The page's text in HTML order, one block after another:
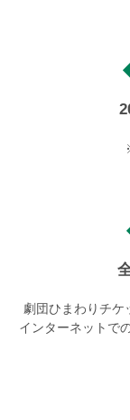
劇団ひまわりチケ
インターネットで